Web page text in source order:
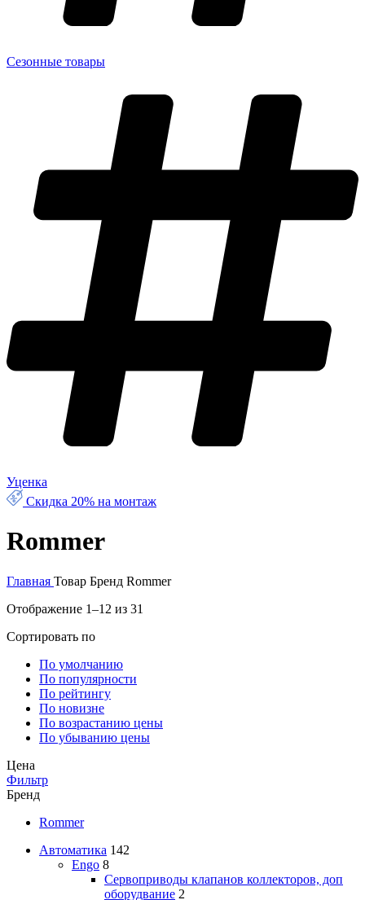
Сезонные товары
Уценка
Скидка 20% на монтаж
Rommer
Главная Товар Бренд Rommer
Отображение 1–12 из 31
Сортировать по
По умолчанию
По популярности
По рейтингу
По новизне
По возрастанию цены
По убыванию цены
Цена
Фильтр
Бренд
Rommer
Автоматика 142
Engo 8
Сервоприводы клапанов коллекторов, доп
оборудвание 2